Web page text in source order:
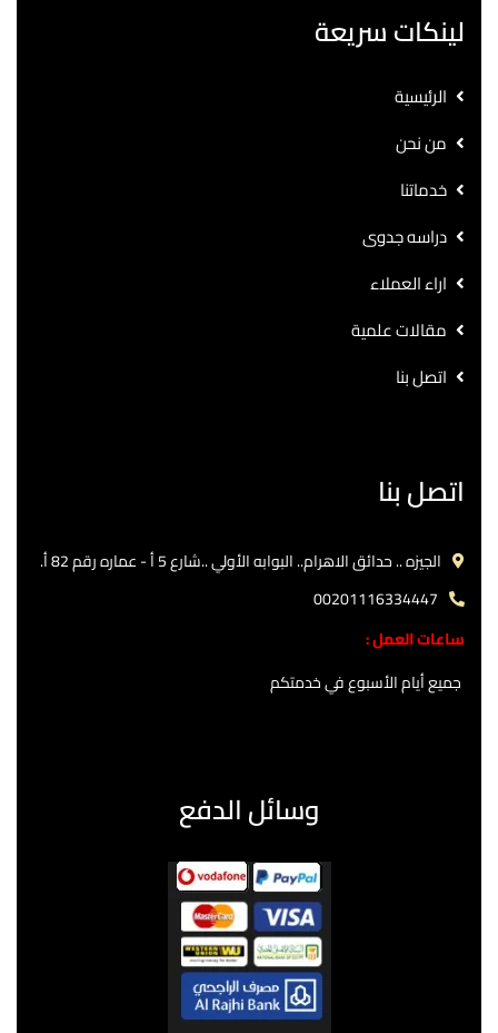
لينكات سريعة
الرئيسية
من نحن
خدماتنا
دراسه جدوى
اراء العملاء
مقالات علمية
اتصل بنا
اتصل بنا
الجيزه .. حدائق الاهرام.. البوابه الأولي ..شارع 5 أ - عماره رقم 82 أ.
00201116334447
ساعات العمل :
جميع أيام الأسبوع في خدمتكم
وسائل الدفع